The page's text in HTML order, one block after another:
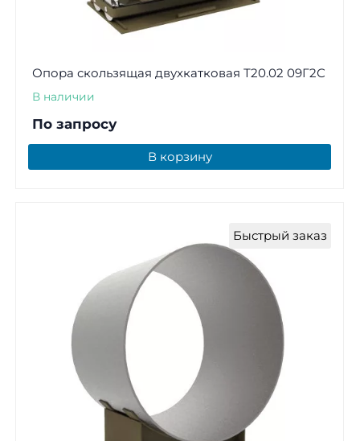
Опора скользящая двухкатковая Т20.02 09Г2С
В наличии
По запросу
В корзину
Быстрый заказ